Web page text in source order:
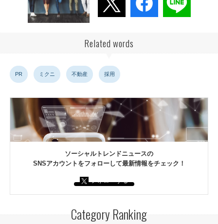
Related words
PR ミクニ 不動産 採用
ソーシャルトレンドニュースの
SNSアカウントをフォローして最新情報をチェック！
フォローする
Category Ranking